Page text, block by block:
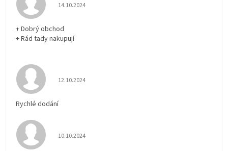
Hodnocení obchodu je 5 z 5 hvězdiček.
14.10.2024
+ Dobrý obchod
+ Rád tady nakupují
Hodnocení obchodu je 5 z 5 hvězdiček.
12.10.2024
Rychlé dodání
Hodnocení obchodu je 5 z 5 hvězdiček.
10.10.2024